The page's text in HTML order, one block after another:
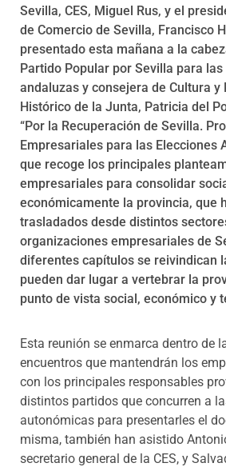
Sevilla, CES, Miguel Rus, y el
de Comercio de Sevilla, Francisco
presentado esta mañana a la
Partido Popular por Sevilla para
andaluzas y consejera de Cultura y
Histórico de la Junta, Patricia del
“Por la Recuperación de Sevilla.
Empresariales para las Elecciones
que recoge los principales
empresariales para consolidar
económicamente la provincia, que
trasladados desde distintos
organizaciones empresariales de
diferentes capítulos se reivindican
pueden dar lugar a vertebrar la
punto de vista social, económico y
Esta reunión se enmarca dentro de
encuentros que mantendrán los
con los principales responsables
distintos partidos que concurren a
autonómicas para presentarles el
misma, también han asistido
secretario general de la CES, y